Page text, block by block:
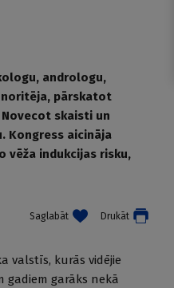
andrologu,
noritēja, pārskatot
skaisti un
Kongress aicināja
vēža indukcijas risku,
Saglabāt Drukāt
valstīs, kurās vidējie
gadiem garāks nekā